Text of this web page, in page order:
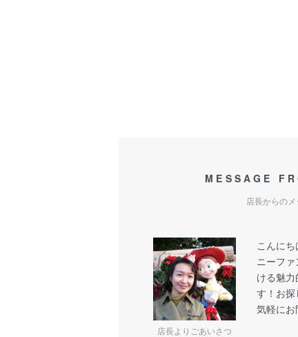
MESSAGE
店長からの
店長よりごあいさつ
こんに
ニーフ
ける魅
す！お
気軽にお